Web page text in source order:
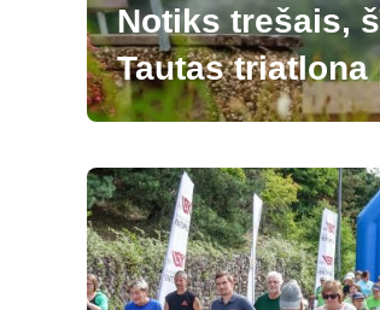
Notiks trešais,
Tautas triatlona